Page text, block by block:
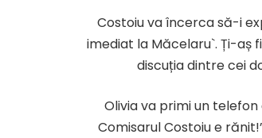
Costoiu va încerca să-i
imediat la Măcelaru`. Ți-aș
discuția dintre cei
Olivia va primi un
Comisarul Costoiu e